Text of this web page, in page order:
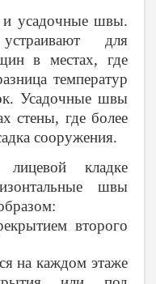
и усадочные швы.
для
в местах, где
температур
Усадочные швы
стены, где более
сооружения.
кладке
швы
второго
на каждом этаже